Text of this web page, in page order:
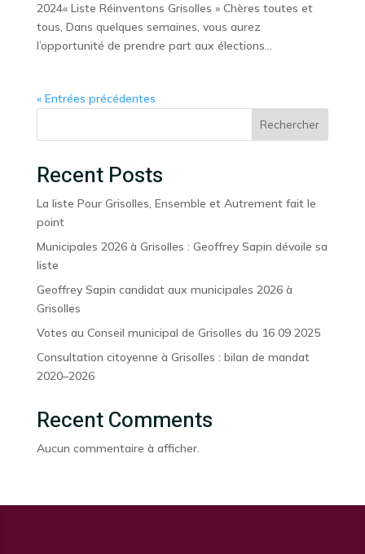
2024« Liste Réinventons Grisolles » Chères toutes et
tous, Dans quelques semaines, vous aurez
l’opportunité de prendre part aux élections...
« Entrées précédentes
Rechercher
Recent Posts
La liste Pour Grisolles, Ensemble et Autrement fait le
point
Municipales 2026 à Grisolles : Geoffrey Sapin dévoile sa
liste
Geoffrey Sapin candidat aux municipales 2026 à
Grisolles
Votes au Conseil municipal de Grisolles du 16 09 2025
Consultation citoyenne à Grisolles : bilan de mandat
2020–2026
Recent Comments
Aucun commentaire à afficher.